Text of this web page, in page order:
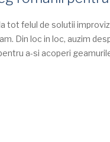
tot felul de solutii
Din loc in loc, auzim
a-si acoperi